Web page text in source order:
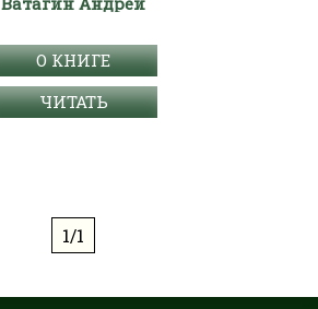
О КНИГЕ
ЧИТАТЬ
1/1